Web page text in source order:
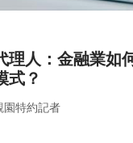
理人：金融業如
式？
園特約記者